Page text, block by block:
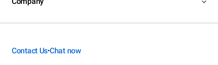
Contact Us•Chat now